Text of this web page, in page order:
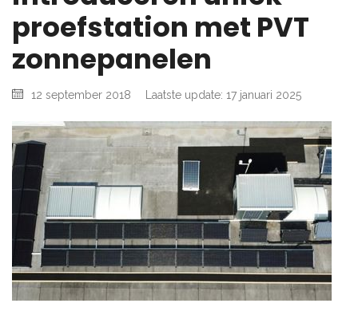
proefstation met PVT
zonnepanelen
12 september 2018 Laatste update: 17 januari 2025